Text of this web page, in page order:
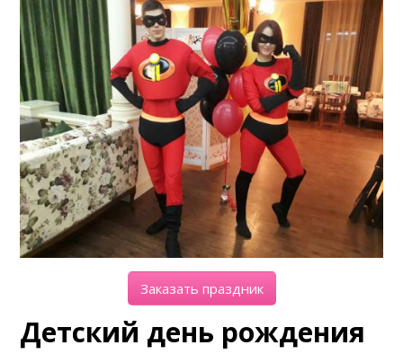
Заказать праздник
Детский день рождения